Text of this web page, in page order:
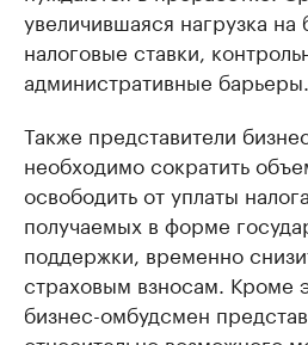
увеличившаяся нагрузка
налоговые ставки,
административные барьеры.
Также представители
необходимо сократить
освободить от уплаты
получаемых в форме
поддержки, временно
страховым взносам. Кроме
бизнес-омбудсмен